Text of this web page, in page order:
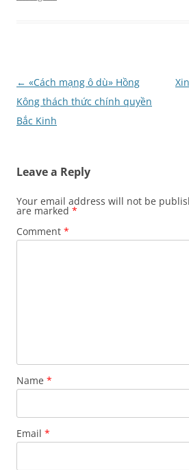
Post
navigation
← «Cách mạng ô dù» Hồng
Kông thách thức chính quyền
Bắc Kinh
Leave a Reply
Your email address will not be
are marked *
Comment *
Name *
Email *